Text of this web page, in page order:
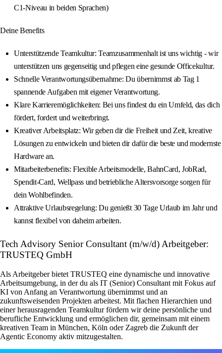
C1-Niveau in beiden Sprachen)
Deine Benefits
Unterstützende Teamkultur: Teamzusammenhalt ist uns wichtig - wir
unterstützen uns gegenseitig und pflegen eine gesunde Officekultur.
Schnelle Verantwortungsübernahme: Du übernimmst ab Tag 1
spannende Aufgaben mit eigener Verantwortung.
Klare Karrieremöglichkeiten: Bei uns findest du ein Umfeld, das dich
fördert, fordert und weiterbringt.
Kreativer Arbeitsplatz: Wir geben dir die Freiheit und Zeit, kreative
Lösungen zu entwickeln und bieten dir dafür die beste und modernste
Hardware an.
Mitarbeiterbenefits: Flexible Arbeitsmodelle, BahnCard, JobRad,
Spendit-Card, Wellpass und betriebliche Altersvorsorge sorgen für
dein Wohlbefinden.
Attraktive Urlaubsregelung: Du genießt 30 Tage Urlaub im Jahr und
kannst flexibel von daheim arbeiten.
Tech Advisory Senior Consultant (m/w/d) Arbeitgeber:
TRUSTEQ GmbH
Als Arbeitgeber bietet TRUSTEQ eine dynamische und innovative
Arbeitsumgebung, in der du als IT (Senior) Consultant mit Fokus auf
KI von Anfang an Verantwortung übernimmst und an
zukunftsweisenden Projekten arbeitest. Mit flachen Hierarchien und
einer herausragenden Teamkultur fördern wir deine persönliche und
berufliche Entwicklung und ermöglichen dir, gemeinsam mit einem
kreativen Team in München, Köln oder Zagreb die Zukunft der
Agentic Economy aktiv mitzugestalten.